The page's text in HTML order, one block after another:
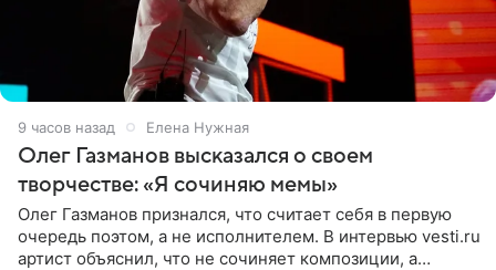
9 часов назад Елена Нужная
Олег Газманов высказался о своем
творчестве: «Я сочиняю мемы»
Олег Газманов признался, что считает себя в первую
очередь поэтом, а не исполнителем. В интервью vesti.ru
артист объяснил, что не сочиняет композиции, а